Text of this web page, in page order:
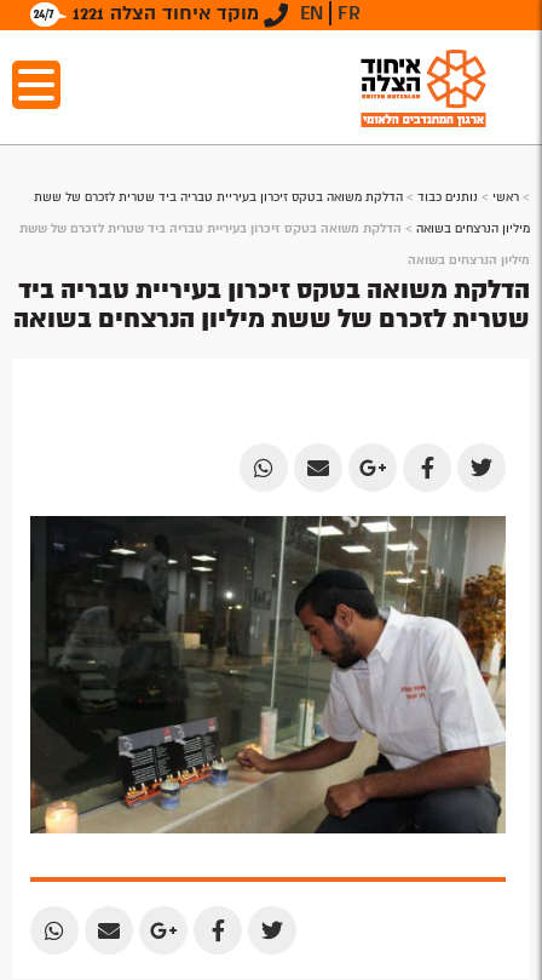
מוקד איחוד הצלה 1221 EN FR
> ראשי > נותנים כבוד > הדלקת משואה בטקס זיכרון בעיריית טבריה ביד שטרית לזכרם של ששת
מיליון הנרצחים בשואה > הדלקת משואה בטקס זיכרון בעיריית טבריה ביד שטרית לזכרם של ששת
מיליון הנרצחים בשואה
הדלקת משואה בטקס זיכרון בעיריית טבריה ביד
שטרית לזכרם של ששת מיליון הנרצחים בשואה
Share
on
Twitter
Share
on
Facebook
Share
on
Google
Plus
Share
by
Email
Share
by
Email
Share
Share
Share
Share
Share